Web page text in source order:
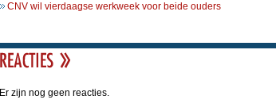
CNV wil vierdaagse werkweek voor beide ouders
Er zijn nog geen reacties.